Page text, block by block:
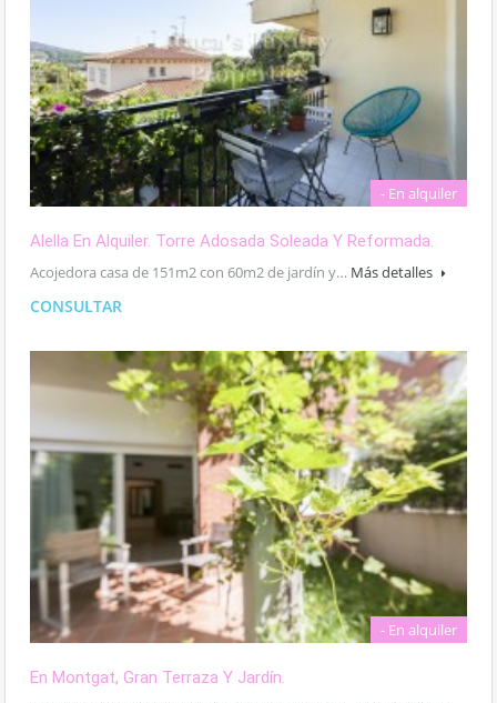
- En alquiler
Alella En Alquiler. Torre Adosada Soleada Y Reformada.
Acojedora casa de 151m2 con 60m2 de jardín y… Más detalles
CONSULTAR
- En alquiler
En Montgat, Gran Terraza Y Jardín.